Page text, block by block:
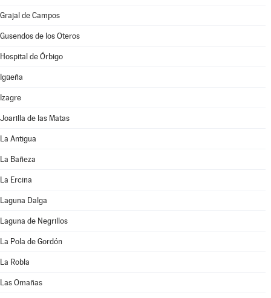
Grajal de Campos
Gusendos de los Oteros
Hospital de Órbigo
Igüeña
Izagre
Joarilla de las Matas
La Antigua
La Bañeza
La Ercina
Laguna Dalga
Laguna de Negrillos
La Pola de Gordón
La Robla
Las Omañas